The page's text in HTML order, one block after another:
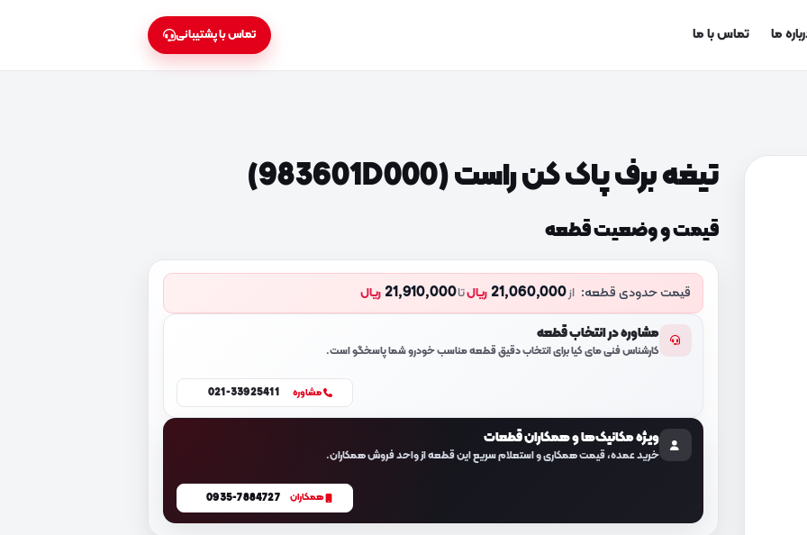
ما تماس با ما تماس با پشتیبانی
تیغه برف پاک کن راست (983601D000)
قیمت و وضعیت قطعه
قیمت حدودی قطعه: از21,060,000 ریالتا21,910,000 ریال
مشاوره در انتخاب قطعه
کارشناس فنی مای کیا برای انتخاب دقیق قطعه مناسب خودرو شما پاسخگو است.
مشاوره 021-33925411
ویژه مکانیک‌ها و همکاران قطعات
خرید عمده، قیمت همکاری و استعلام سریع این قطعه از واحد فروش همکاران.
همکاران 0935-7884727